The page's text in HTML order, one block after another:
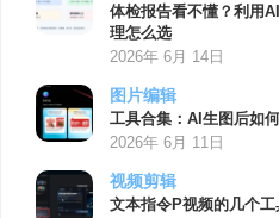
体检报告看不懂？利用
理怎么选
2026年 6月 14日
图片编辑
工具合集：AI生图后如
2026年 6月 11日
视频剪辑
文本指令P视频的几个工